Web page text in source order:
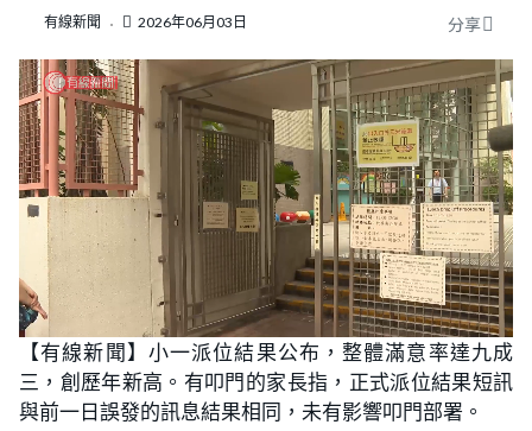
有線新聞 2026年06月03日 分享
n
m
u
t
e
o
a
d
e
:
2
【有線新聞】小一派位結果公布，整體滿意率達九成
三，創歷年新高。有叩門的家長指，正式派位結果短訊
與前一日誤發的訊息結果相同，未有影響叩門部署。